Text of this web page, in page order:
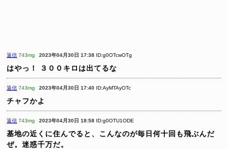
返信 743mg 2023年04月30日 17:38 ID:g0OTcwOTg
はやっ！ ３００キロは出てるな
返信 743mg 2023年04月30日 17:40 ID:AyMTAyOTc
チャフかよ
返信 743mg 2023年04月30日 18:58 ID:g0OTU1ODE
基地の近くに住んでると、こんなのが毎日何十回も飛ぶんだ
ぜ。迷惑千万だ。